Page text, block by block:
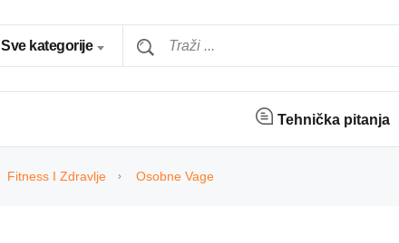
Sve kategorije
Tehnička pitanja
Fitness I Zdravlje Osobne Vage